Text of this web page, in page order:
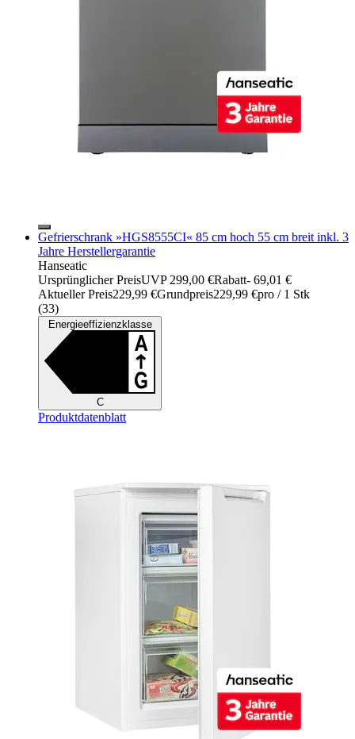
Gefrierschrank »HGS8555CI« 85 cm hoch 55 cm breit inkl. 3
Jahre Herstellergarantie
Hanseatic
Ursprünglicher PreisUVP 299,00 €Rabatt- 69,01 €
Aktueller Preis229,99 €Grundpreis229,99 €pro / 1 Stk
(33)
Energieeffizienzklasse
C
Produktdatenblatt